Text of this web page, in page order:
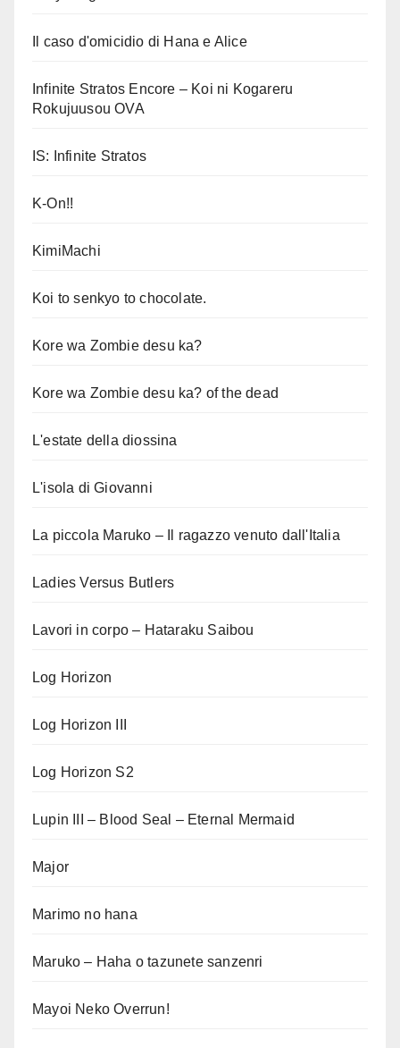
Il caso d'omicidio di Hana e Alice
Infinite Stratos Encore – Koi ni Kogareru
Rokujuusou OVA
IS: Infinite Stratos
K-On!!
KimiMachi
Koi to senkyo to chocolate.
Kore wa Zombie desu ka?
Kore wa Zombie desu ka? of the dead
L'estate della diossina
L'isola di Giovanni
La piccola Maruko – Il ragazzo venuto dall'Italia
Ladies Versus Butlers
Lavori in corpo – Hataraku Saibou
Log Horizon
Log Horizon III
Log Horizon S2
Lupin III – Blood Seal – Eternal Mermaid
Major
Marimo no hana
Maruko – Haha o tazunete sanzenri
Mayoi Neko Overrun!